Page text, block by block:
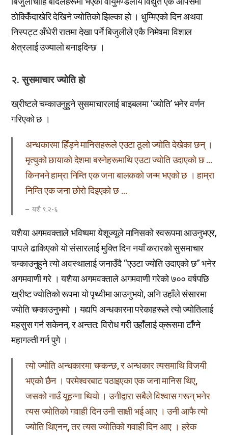
ठोक्किँदाखेरि देखिने ज्योतिको झिल्का हो । धुम्मिएको दिन अथवा
निस्पट्ट अँधेरी रातमा देखा पर्ने बिजुलीले एकै निमेषमा विशाल
क्षेत्रलाई उज्यालो बनाइदिन्छ ।
२. सुसमाचार ज्योति हो
ख्रीष्टले चम्काउनुहुने सुसमाचारलाई बाइबलमा ‘ज्योति’ भनेर वर्णन
गरिएको छ ।
अन्धकारमा हिँड्ने मानिसहरूले एउटा ठूलो ज्योति देखेका छन् ।
मृत्युको छायाको देशमा बस्नेहरूमाथि एउटा ज्योति उदाएको छ …
किनभने हाम्रा निम्ति एक जना बालकको जन्म भएको छ । हाम्रा
निम्ति एक जना छोरो दिइएको छ …
यशै ९:२-६
यशैया अगमवक्ताले भविष्यमा येशूज्यूले मानिसको स्वरूपमा आउनुभएर,
पापले ढाकिएको यो संसारलाई मुक्ति दिन नयाँ करारको सुसमाचार
चम्काउनुहुने त्यो अवस्थालाई जनाउँदै “एउटा ज्योति उदाएको छ” भनेर
अगमवाणी गरे । यशैया अगमवक्ताले अगमवाणी गरेको ७०० वर्षपछि
ख्रीष्ट ज्योतिको रूपमा यो पृथ्वीमा आउनुभयो, अनि उहाँले संसारमा
ज्योति चम्काउनुभयो । यद्यपि अन्धकारमा परेकाहरूले त्यो ज्योतिलाई
महसुस गर्न सकेनन्, र अन्तत: विरोध गरी उहाँलाई क्रूसमा टाँग्ने
महागल्ती गर्न पुगे ।
त्यो ज्योति अन्धकारमा चम्कन्छ, र अन्धकार त्यसमाथि विजयी
भएको छैन । परमेश्वरबाट पठाइएका एक जना मानिस थिए,
जसको नाउँ यूहन्ना थियो । उनीद्वारा सबैले विश्वास गरून् भनेर
त्यस ज्योतिको गवाही दिन उनी साक्षी भई आए । उनी आफै त्यो
ज्योति थिएनन्, तर त्यस ज्योतिको गवाही दिन आए । हरेक